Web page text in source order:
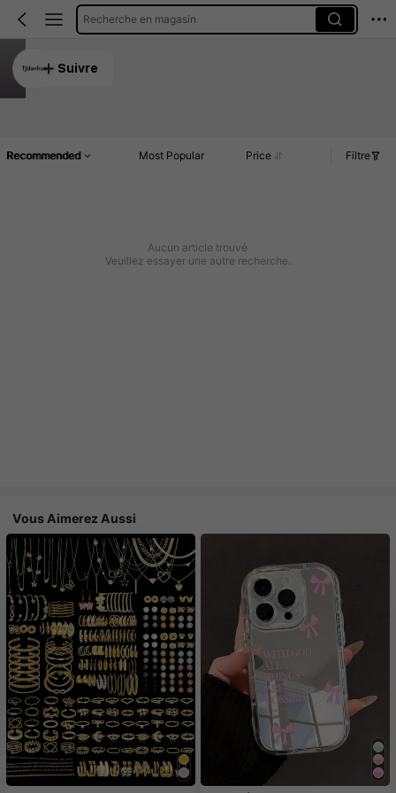
Recherche en magasin
Suivre
Recommended Most Popular Price Filtre
Aucun article trouvé
Veuillez essayer une autre recherche.
Vous Aimerez Aussi